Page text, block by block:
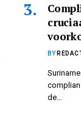
BY
de…